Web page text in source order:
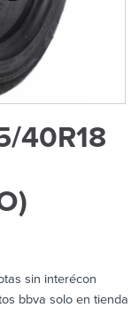
40R18
sin interécon
bbva solo en tienda